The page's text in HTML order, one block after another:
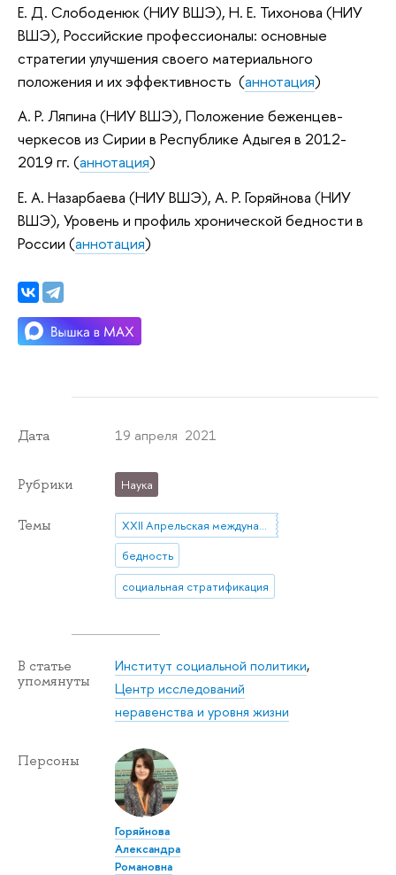
Е. Д. Слободенюк (НИУ ВШЭ), Н. Е. Тихонова (НИУ
ВШЭ), Российские профессионалы: основные
стратегии улучшения своего материального
положения и их эффективность (аннотация)
А. Р. Ляпина (НИУ ВШЭ), Положение беженцев-
черкесов из Сирии в Республике Адыгея в 2012-
2019 гг. (аннотация)
Е. А. Назарбаева (НИУ ВШЭ), А. Р. Горяйнова (НИУ
ВШЭ), Уровень и профиль хронической бедности в
России (аннотация)
Дата 19 апреля 2021
Рубрики Наука
Темы
XXII Апрельская международная научная конференция
бедность
социальная стратификация
В статье
упомянуты
Институт социальной политики,
Центр исследований
неравенства и уровня жизни
Персоны
Горяйнова
Александра
Романовна